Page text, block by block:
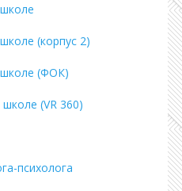
(корпус 2)
школе (ФОК)
(VR 360)
психолога